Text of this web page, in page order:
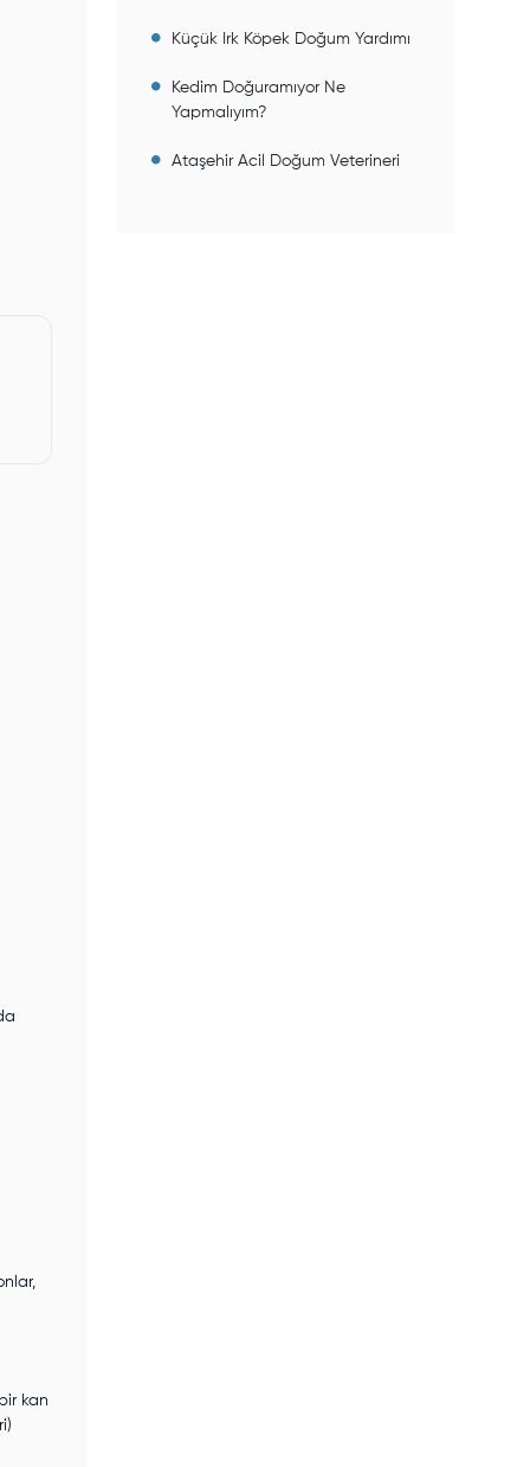
kan
Küçük Irk Köpek Doğum Yardımı
Kedim Doğuramıyor Ne
Yapmalıyım?
Ataşehir Acil Doğum Veterineri